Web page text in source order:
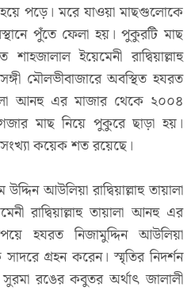
পড়ে। মরে যাওয়া মাছগুলোকে
পুঁতে ফেলা হয়। পুকুরটি মাছ
ইয়েমেনী রাদ্বিয়াল্লাহু
মৌলভীবাজারে অবস্থিত হযরত
আনহু এর মাজার থেকে ২০০৪
মাছ নিয়ে পুকুরে ছাড়া হয়।
কয়েক শত রয়েছে।
আউলিয়া রাদ্বিয়াল্লাহু তায়ালা
রাদ্বিয়াল্লাহু তায়ালা আনহু এর
হযরত নিজামুদ্দিন আউলিয়া
সাদরে গ্রহন করেন। স্মৃতির নিদর্শন
রঙের কবুতর অর্থাৎ জালালী